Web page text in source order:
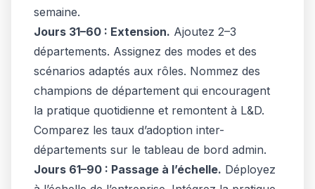
semaine.
Jours 31–60 : Extension. Ajoutez 2–3
départements. Assignez des modes et des
scénarios adaptés aux rôles. Nommez des
champions de département qui encouragent
la pratique quotidienne et remontent à L&D.
Comparez les taux d’adoption inter-
départements sur le tableau de bord admin.
Jours 61–90 : Passage à l’échelle. Déployez